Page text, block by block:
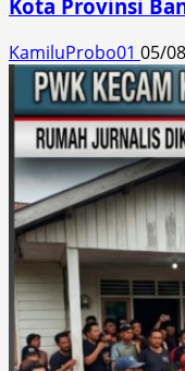
Kota Provinsi
KamiluProbo01 05/